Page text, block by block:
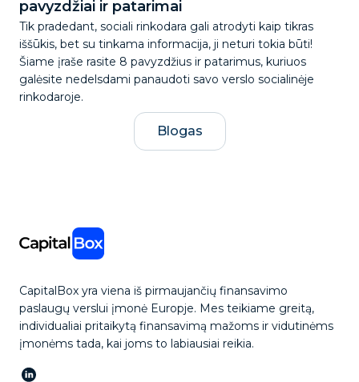
pavyzdžiai ir patarimai
Tik pradedant, sociali rinkodara gali atrodyti kaip tikras
iššūkis, bet su tinkama informacija, ji neturi tokia būti!
Šiame įraše rasite 8 pavyzdžius ir patarimus, kuriuos
galėsite nedelsdami panaudoti savo verslo socialinėje
rinkodaroje.
Blogas
CapitalBox yra viena iš pirmaujančių finansavimo
paslaugų verslui įmonė Europje. Mes teikiame greitą,
individualiai pritaikytą finansavimą mažoms ir vidutinėms
įmonėms tada, kai joms to labiausiai reikia.